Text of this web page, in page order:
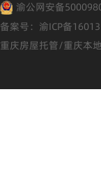
渝公网安备
备案号：渝ICP备
重庆房屋托管/重庆本